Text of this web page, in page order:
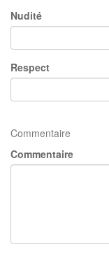
Nudité
Respect
Commentaire
Commentaire